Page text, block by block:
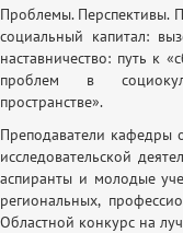
Проблемы. Перспективы.
социальный капитал:
наставничество: путь к
проблем в
пространстве».
Преподаватели кафедры
исследовательской
аспиранты и молодые
региональных,
Областной конкурс на